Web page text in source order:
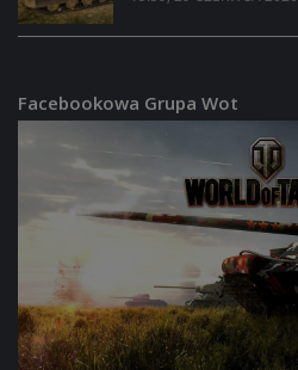
Facebookowa Grupa Wot